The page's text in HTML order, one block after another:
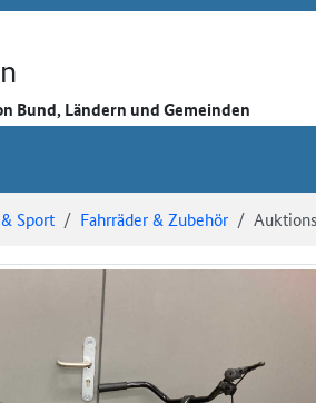
Bund, Ländern und Gemeinden
Sport Fahrräder & Zubehör